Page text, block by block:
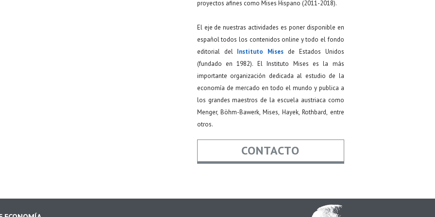
proyectos afines como Mises Hispano (2011-2018).
El eje de nuestras actividades es poner disponible en
español todos los contenidos online y todo el fondo
editorial del Instituto Mises de Estados Unidos
(fundado en 1982). El Instituto Mises es la más
importante organización dedicada al estudio de la
economía de mercado en todo el mundo y publica a
los grandes maestros de la escuela austriaca como
Menger, Böhm-Bawerk, Mises, Hayek, Rothbard, entre
otros.
CONTACTO